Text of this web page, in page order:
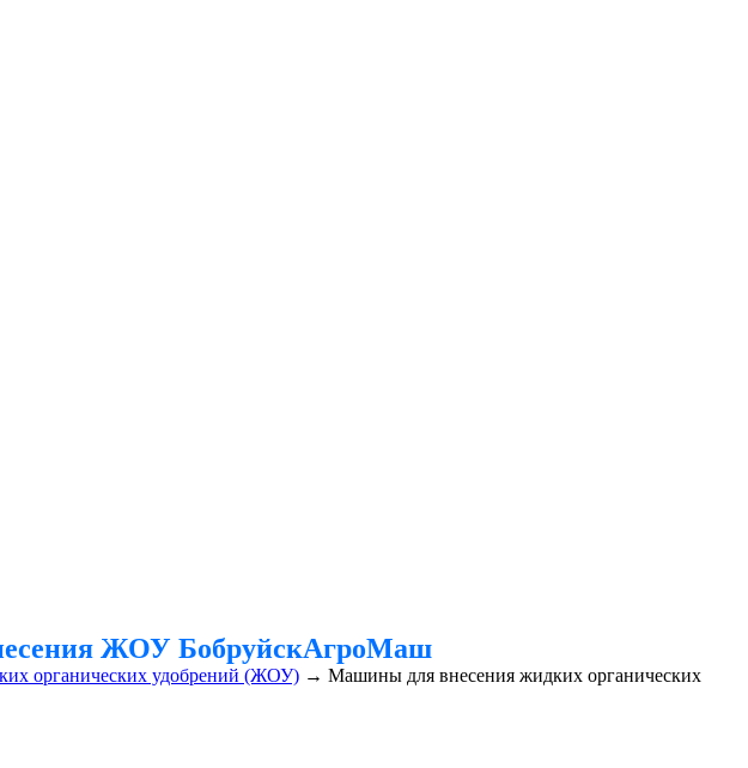
ЖОУ БобруйскАгроМаш
органических удобрений (ЖОУ) → Машины для внесения жидких органических